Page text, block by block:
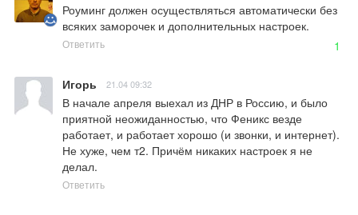
Роуминг должен осуществляться автоматически без
всяких заморочек и дополнительных настроек.
Ответить 1
Игорь 21.04 09:32
В начале апреля выехал из ДНР в Россию, и было
приятной неожиданностью, что Феникс везде
работает, и работает хорошо (и звонки, и интернет).
Не хуже, чем т2. Причём никаких настроек я не
делал.
Ответить